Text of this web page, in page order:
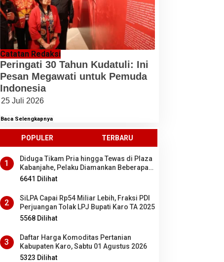
Catatan Redaksi
Peringati 30 Tahun Kudatuli: Ini
Pesan Megawati untuk Pemuda
Indonesia
25 Juli 2026
Baca Selengkapnya
POPULER TERBARU
1
Diduga Tikam Pria hingga Tewas di Plaza
Kabanjahe, Pelaku Diamankan Beberapa
Menit Setelah Kejadian, Ini Motifnya
6641 Dilihat
2
SiLPA Capai Rp54 Miliar Lebih, Fraksi PDI
Perjuangan Tolak LPJ Bupati Karo TA 2025
5568 Dilihat
3
Daftar Harga Komoditas Pertanian
Kabupaten Karo, Sabtu 01 Agustus 2026
5323 Dilihat